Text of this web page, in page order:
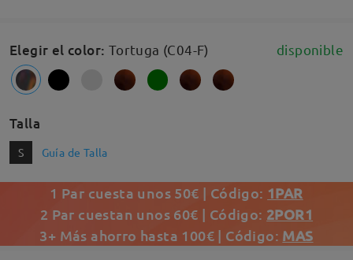
Elegir el color: Tortuga (C04-F) disponible
Talla
S Guía de Talla
1 Par cuesta unos 50€ | Código: 1PAR
2 Par cuestan unos 60€ | Código: 2POR1
3+ Más ahorro hasta 100€ | Código: MAS